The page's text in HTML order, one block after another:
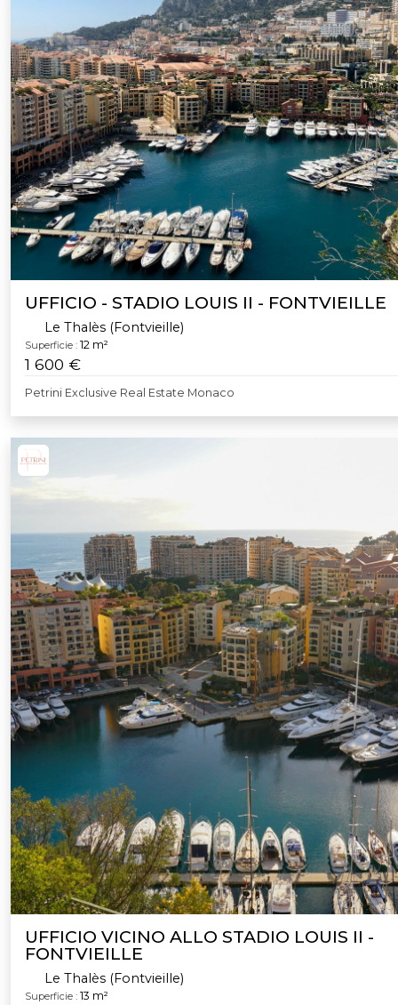
UFFICIO - STADIO LOUIS II - FONTVIEILLE
Le Thalès (Fontvieille)
Superficie : 12 m²
1 600 €
Petrini Exclusive Real Estate Monaco
UFFICIO VICINO ALLO STADIO LOUIS II -
FONTVIEILLE
Le Thalès (Fontvieille)
Superficie : 13 m²